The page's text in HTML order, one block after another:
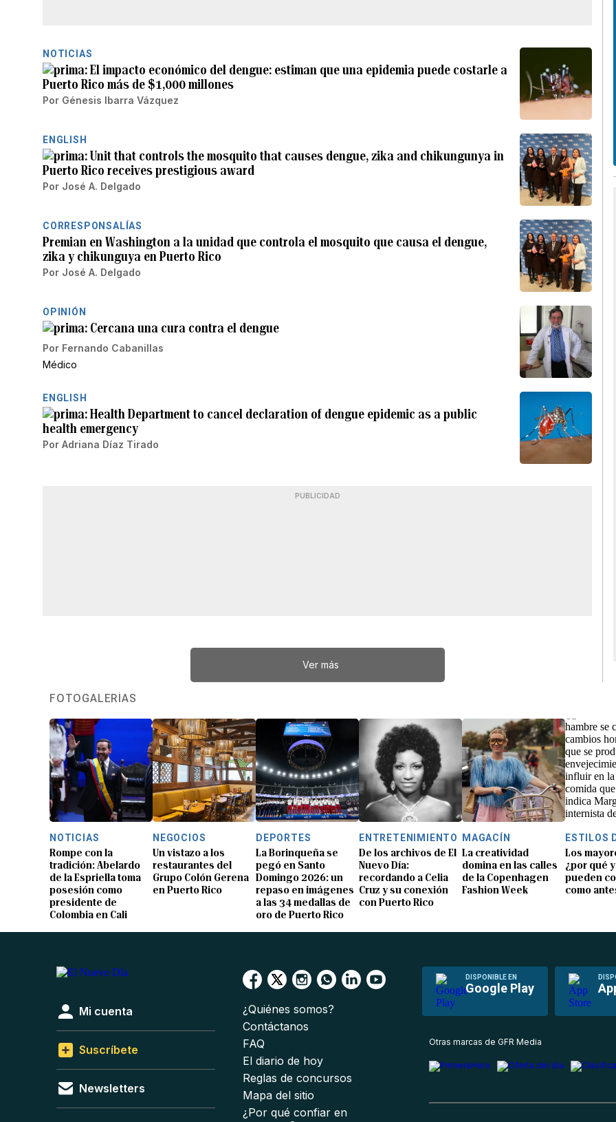
NOTICIAS
El impacto económico del dengue: estiman que una epidemia puede costarle a
Puerto Rico más de $1,000 millones
Por Génesis Ibarra Vázquez
ENGLISH
Unit that controls the mosquito that causes dengue, zika and chikungunya in
Puerto Rico receives prestigious award
Por José A. Delgado
CORRESPONSALÍAS
Premian en Washington a la unidad que controla el mosquito que causa el dengue,
zika y chikunguya en Puerto Rico
Por José A. Delgado
OPINIÓN
Cercana una cura contra el dengue
Por Fernando Cabanillas
Médico
ENGLISH
Health Department to cancel declaration of dengue epidemic as a public
health emergency
Por Adriana Díaz Tirado
PUBLICIDAD
Ver más
FOTOGALERÍAS
NOTICIAS
Rompe con la
tradición: Abelardo
de la Espriella toma
posesión como
presidente de
Colombia en Cali
NEGOCIOS
Un vistazo a los
restaurantes del
Grupo Colón Gerena
en Puerto Rico
DEPORTES
La Borinqueña se
pegó en Santo
Domingo 2026: un
repaso en imágenes
a las 34 medallas de
oro de Puerto Rico
ENTRETENIMIENTO
De los archivos de El
Nuevo Día:
recordando a Celia
Cruz y su conexión
con Puerto Rico
MAGACÍN
La creatividad
domina en las calles
de la Copenhagen
Fashion Week
ESTILOS
Los
¿por qué
pueden
como
DISPONIBLE EN
Google Play
Mi cuenta
Suscríbete
Newsletters
¿Quiénes somos?
Contáctanos
FAQ
El diario de hoy
Reglas de concursos
Mapa del sitio
¿Por qué confiar en
Otras marcas de GFR Media